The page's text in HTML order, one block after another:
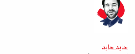
حايد حايد